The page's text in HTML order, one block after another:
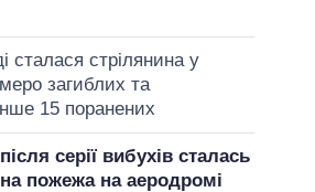
сталася стрілянина у
загиблих та
15 поранених
серії вибухів сталась
пожежа на аеродромі